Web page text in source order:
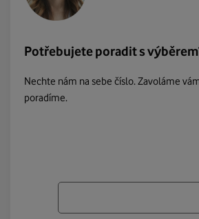
Potřebujete poradit s
Nechte nám na sebe číslo. Zavoláme
poradíme.